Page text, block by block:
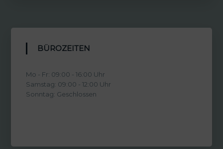
BÜROZEITEN
Mo - Fr: 09:00 - 16:00 Uhr
Samstag: 09:00 - 12:00 Uhr
Sonntag: Geschlossen